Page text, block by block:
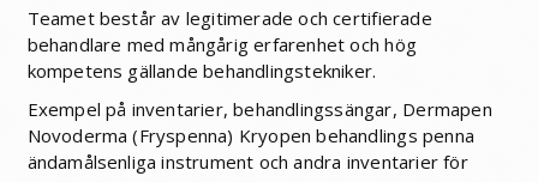
Teamet består av legitimerade och certifierade
behandlare med mångårig erfarenhet och hög
kompetens gällande behandlingstekniker.
Exempel på inventarier, behandlingssängar, Dermapen
Novoderma (Fryspenna) Kryopen behandlings penna
ändamålsenliga instrument och andra inventarier för